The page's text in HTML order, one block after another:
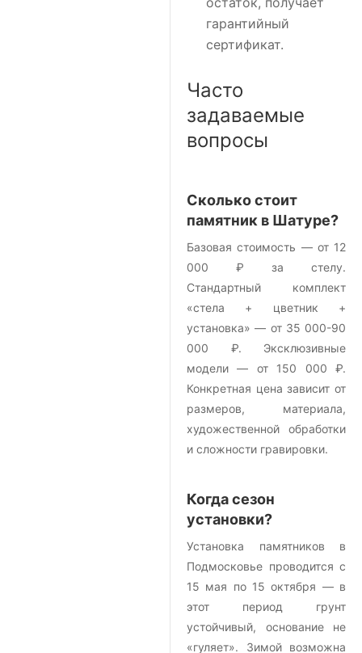
гарантийный
сертификат.
Часто
задаваемые
вопросы
Сколько стоит
памятник в Шатуре?
Базовая стоимость — от 12
000 ₽ за стелу.
Стандартный комплект
«стела + цветник +
установка» — от 35 000-90
000 ₽. Эксклюзивные
модели — от 150 000 ₽.
Конкретная цена зависит от
размеров, материала,
художественной обработки
и сложности гравировки.
Когда сезон
установки?
Установка памятников в
Подмосковье проводится с
15 мая по 15 октября — в
этот период грунт
устойчивый, основание не
«гуляет». Зимой возможна